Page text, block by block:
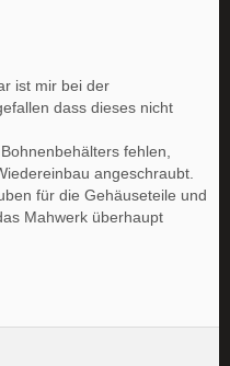
ist mir bei der
dass dieses nicht
fehlen,
angeschraubt.
für die Gehäuseteile und
Mahwerk überhaupt